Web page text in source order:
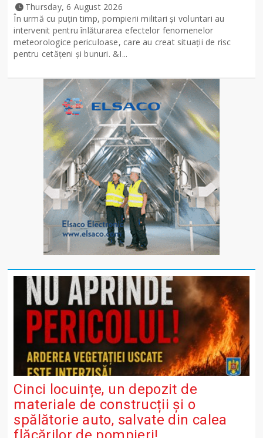
Thursday, 6 August 2026
În urmă cu puțin timp, pompierii militari și voluntari au
intervenit pentru înlăturarea efectelor fenomenelor
meteorologice periculoase, care au creat situații de risc
pentru cetățeni și bunuri. &I...
Cinci locuințe, un depozit de
materiale de construcții și o
spălătorie auto, salvate din calea